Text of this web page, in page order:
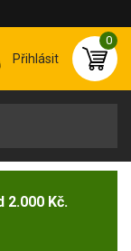
Přihlásit
0
2.000 Kč.